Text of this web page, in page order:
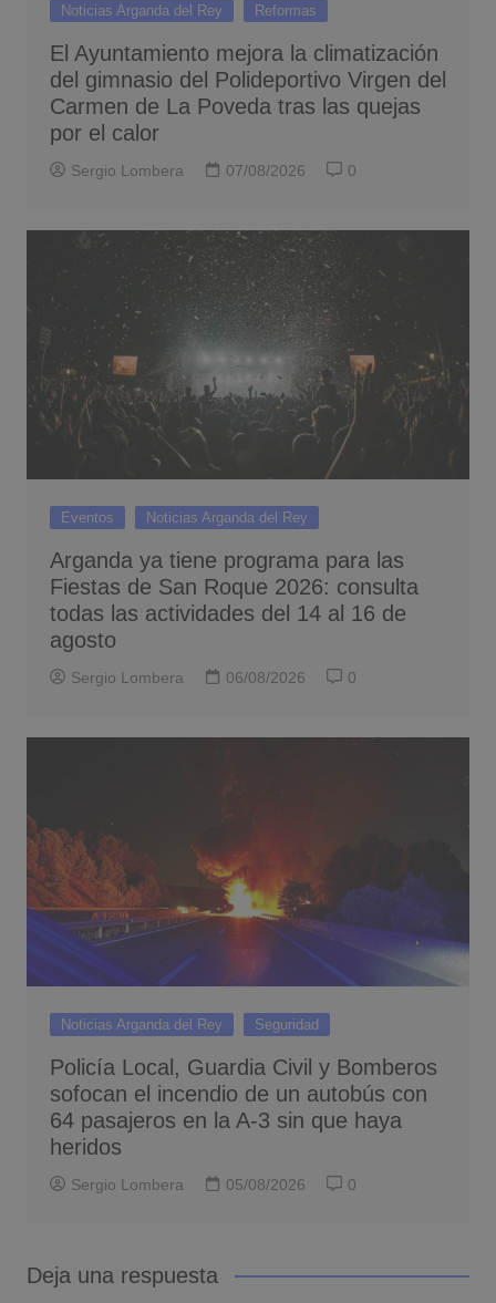
Noticias Arganda del Rey Reformas
El Ayuntamiento mejora la climatización
del gimnasio del Polideportivo Virgen del
Carmen de La Poveda tras las quejas
por el calor
Sergio Lombera 07/08/2026 0
Eventos Noticias Arganda del Rey
Arganda ya tiene programa para las
Fiestas de San Roque 2026: consulta
todas las actividades del 14 al 16 de
agosto
Sergio Lombera 06/08/2026 0
Noticias Arganda del Rey Seguridad
Policía Local, Guardia Civil y Bomberos
sofocan el incendio de un autobús con
64 pasajeros en la A-3 sin que haya
heridos
Sergio Lombera 05/08/2026 0
Deja una respuesta